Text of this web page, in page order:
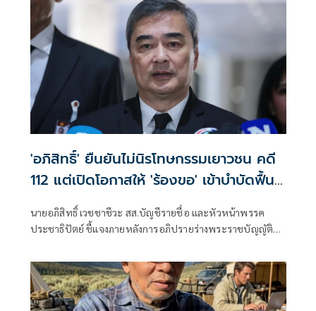
'อภิสิทธิ์' ยืนยันไม่นิรโทษกรรมเยาวชน คดี
112 แต่เปิดโอกาสให้ 'ร้องขอ' เข้าบำบัดฟื้นฟู
สร้างสัมพันธ์อันดีกับสถาบัน
นายอภิสิทธิ์ เวชชาชีวะ สส.บัญชีรายชื่อ และหัวหน้าพรรค
ประชาธิปัตย์ ชี้แจงภายหลังการอภิปรายร่างพระราชบัญญัติ
ลแห่ทัวร์ลงบนโลกออนไลน์ ว่า ตนเองสนับสนุนการนิรโทษ
กรรมเยาวชน ในคดีอาญามาตรา 112 ว่า จริงๆ หากใครยังมีข้อ
สงสัย ตนเองก็อยากให้ไปฟังคำอภิปราย เพราะมีปัญหา 2 ส่วน